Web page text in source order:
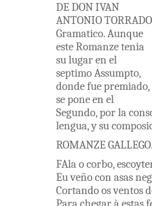
DEDONIVAN
ANTONIOTORRADO
Gramatico.Aunque
esteRomanzetenia
sulugaren el
septimoAssumpto,
dondefuepremiado,
seponeen el
Segundo,porla
lengua,ysu
ROMANZEGALLEGO.
FAlaocorbo,
Euveñocon asas
Cortandoosventos